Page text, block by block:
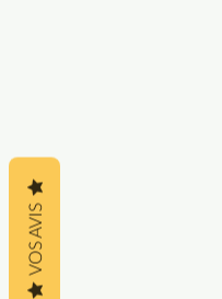
VOS AVIS